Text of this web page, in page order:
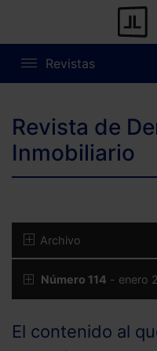
Revistas
Revista de
Inmobiliario
Archivo
Número 114 - enero
El contenido al